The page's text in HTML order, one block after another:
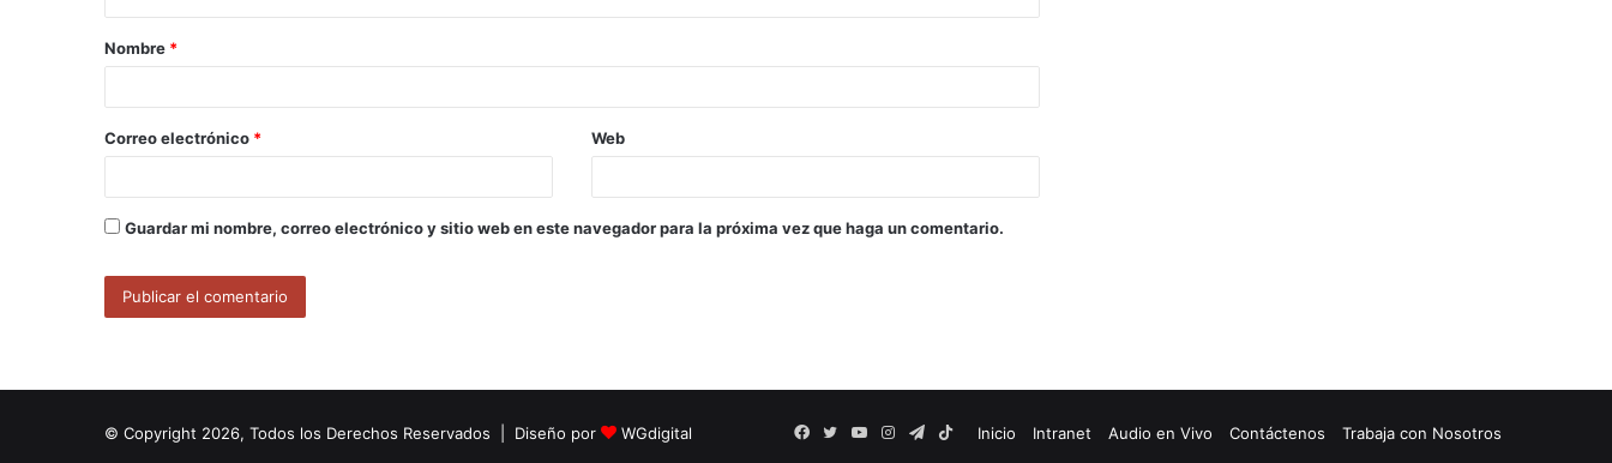
a
r
*
Nombre *
Correo electrónico * Web
Guardar mi nombre, correo electrónico y sitio web en este navegador para la próxima vez que haga un comentario.
© Copyright 2026, Todos los Derechos Reservados | Diseño por WGdigital Inicio Intranet Audio en Vivo Contáctenos Trabaja con Nosotros
Facebook
TwitterYouTubeInstagramTelegram
TikTok